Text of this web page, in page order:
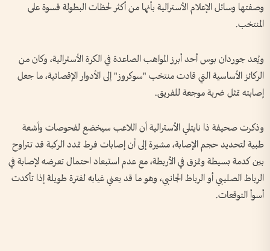
وصفتها وسائل الإعلام الأسترالية بأنها من أكثر لحظات البطولة قسوة على
المنتخب.
ويُعد جوردان بوس أحد أبرز المواهب الصاعدة في الكرة الأسترالية، وكان من
الركائز الأساسية التي قادت منتخب "سوكروز" إلى الأدوار الإقصائية، ما جعل
إصابته تمثل ضربة موجعة للفريق.
وذكرت صحيفة ذا نايتلي الأسترالية أن اللاعب سيخضع لفحوصات وأشعة
طبية لتحديد حجم الإصابة، مشيرة إلى أن إصابات فرط تمدد الركبة قد تتراوح
بين كدمة بسيطة وتمزق في الأربطة، مع عدم استبعاد احتمال تعرضه لإصابة في
الرباط الصليبي أو الرباط الجانبي، وهو ما قد يعني غيابه لفترة طويلة إذا تأكدت
أسوأ التوقعات.